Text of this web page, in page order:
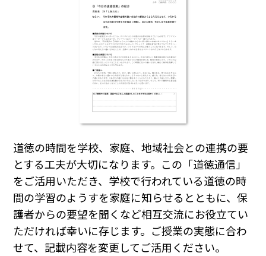
道徳の時間を学校、家庭、地域社会との連携の要
とする工夫が大切になります。この「道徳通信」
をご活用いただき、学校で行われている道徳の時
間の学習のようすを家庭に知らせるとともに、保
護者からの要望を聞くなど相互交流にお役立てい
ただければ幸いに存じます。ご授業の実態に合わ
せて、記載内容を変更してご活用ください。